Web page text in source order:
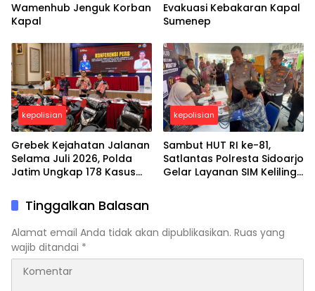
Wamenhub Jenguk Korban
Kapal
Evakuasi Kebakaran Kapal
Sumenep
kepolisian
Grebek Kejahatan Jalanan
Selama Juli 2026, Polda
Jatim Ungkap 178 Kasus
Tersangka
kepolisian
Sambut HUT RI ke-81,
Satlantas Polresta Sidoarjo
Gelar Layanan SIM Keliling
Tinggalkan Balasan
Alamat email Anda tidak akan dipublikasikan. Ruas yang
wajib ditandai *